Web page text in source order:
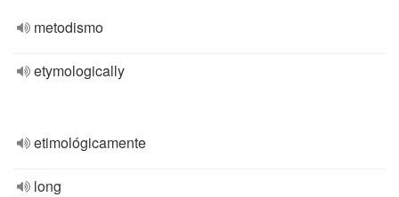
metodismo
etymologically
etimológicamente
long